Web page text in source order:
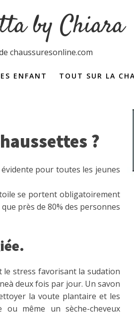
by Chiara
chaussuresonline.com
ENFANT TOUT SUR LA
?
pour toutes les jeunes
se portent obligatoirement
près de 80% des personnes
le stress favorisant la sudation
deux fois par jour. Un savon
la voute plantaire et les
même un sèche-cheveux